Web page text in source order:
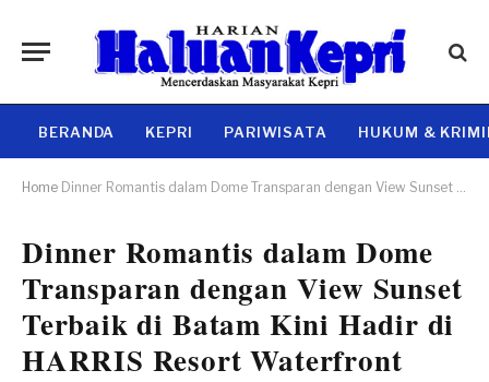
BERANDA KEPRI PARIWISATA HUKUM &
Home Dinner Romantis dalam Dome Transparan dengan View Sunset Terbaik di Batam Kini Hadir di HARRIS Resort Waterfront
Dinner Romantis dalam Dome
Transparan dengan View Sunset
Terbaik di Batam Kini Hadir di
HARRIS Resort Waterfront